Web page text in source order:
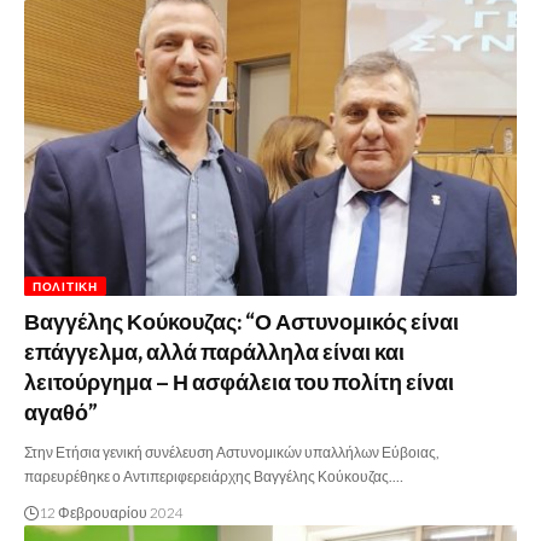
ΠΟΛΙΤΙΚΉ
Βαγγέλης Κούκουζας: “Ο Αστυνομικός είναι
επάγγελμα, αλλά παράλληλα είναι και
λειτούργημα – Η ασφάλεια του πολίτη είναι
αγαθό”
Στην Ετήσια γενική συνέλευση Αστυνομικών υπαλλήλων Εύβοιας,
παρευρέθηκε ο Αντιπεριφερειάρχης Βαγγέλης Κούκουζας.…
12 Φεβρουαρίου 2024